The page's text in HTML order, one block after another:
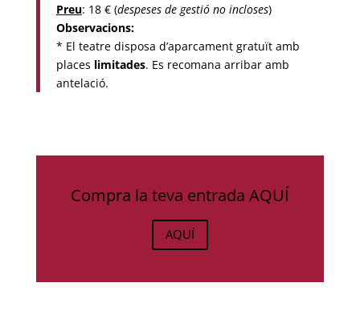
Preu: 18€ (despeses de gestió no incloses)
Observacions:
* El teatre disposa d’aparcament gratuït amb
places limitades. Es recomana arribar amb
antelació.
Compra la teva entrada AQUÍ
AQUÍ